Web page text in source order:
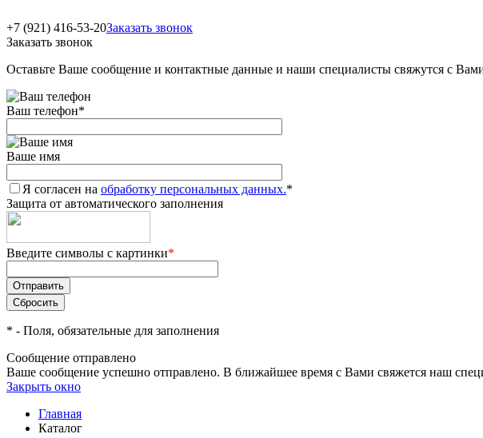
+7 (921) 416-53-20Заказать звонок
Заказать звонок
Оставьте Ваше сообщение и контактные данные и наши специалисты свяжутся с
Ваш телефон*
Ваше имя
Я согласен на обработку персональных данных.*
Защита от автоматического заполнения
Введите символы с картинки*
* - Поля, обязательные для заполнения
Сообщение отправлено
Ваше сообщение успешно отправлено. В ближайшее время с Вами свяжется наш
Закрыть окно
Главная
Каталог